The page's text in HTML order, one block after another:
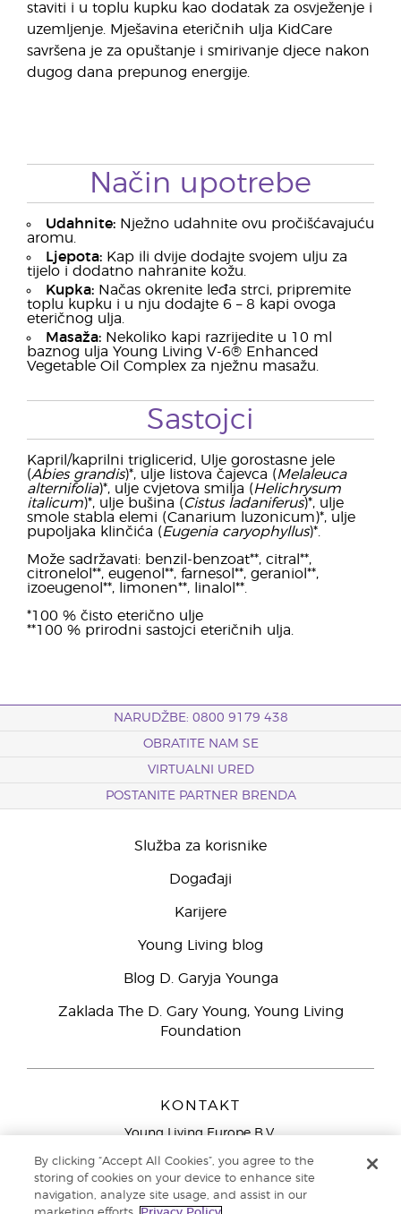
staviti i u toplu kupku kao dodatak za osvježenje i
uzemljenje. Mješavina eteričnih ulja KidCare
savršena je za opuštanje i smirivanje djece nakon
dugog dana prepunog energije.
Način upotrebe
Udahnite: Nježno udahnite ovu pročišćavajuću
aromu.
Ljepota: Kap ili dvije dodajte svojem ulju za
tijelo i dodatno nahranite kožu.
Kupka: Načas okrenite leđa strci, pripremite
toplu kupku i u nju dodajte 6 – 8 kapi ovoga
eteričnog ulja.
Masaža: Nekoliko kapi razrijedite u 10 ml
baznog ulja Young Living V-6® Enhanced
Vegetable Oil Complex za nježnu masažu.
Sastojci
Kapril/kaprilni triglicerid, Ulje gorostasne jele
(Abies grandis)*, ulje listova čajevca (Melaleuca
alternifolia)*, ulje cvjetova smilja (Helichrysum
italicum)*, ulje bušina (Cistus ladaniferus)*, ulje
smole stabla elemi (Canarium luzonicum)*, ulje
pupoljaka klinčića (Eugenia caryophyllus)*.
Može sadržavati: benzil-benzoat**, citral**,
citronelol**, eugenol**, farnesol**, geraniol**,
izoeugenol**, limonen**, linalol**.
*100 % čisto eterično ulje
**100 % prirodni sastojci eteričnih ulja.
NARUDŽBE: 0800 9179 438
OBRATITE NAM SE
VIRTUALNI URED
POSTANITE PARTNER BRENDA
Služba za korisnike
Događaji
Karijere
Young Living blog
Blog D. Garyja Younga
Zaklada The D. Gary Young, Young Living
Foundation
KONTAKT
Young Living Europe B.V.
9727 AJ Groningen
By clicking “Accept All Cookies”, you agree to the
storing of cookies on your device to enhance site
navigation, analyze site usage, and assist in our